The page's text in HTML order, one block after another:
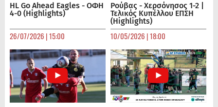
HL Go Ahead Eagles - ΟΦΗ
4-0 (Highlights)
26/07/2026 | 15:00
Ρούβας - Χερσόνησος 1-2 |
Τελικός Κυπέλλου ΕΠΣΗ
(Highlights)
10/05/2026 | 18:00